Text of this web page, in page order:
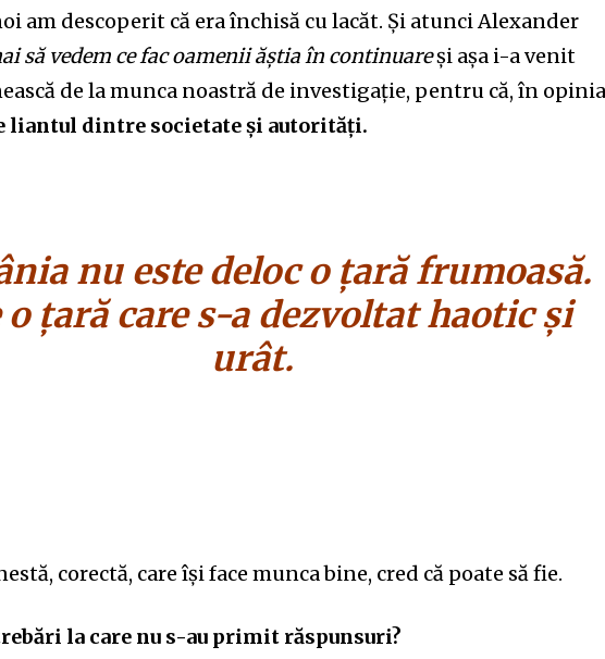
am descoperit că era închisă cu lacăt. Și atunci Alexander
să vedem ce fac oamenii ăștia în continuareși așa i-a venit
de la munca noastră de investigație, pentru că, în opinia
liantul dintre societate și autorități.
nu este deloc o țară frumoasă.
o țară care s-a dezvoltat haotic și
urât.
corectă, care își face munca bine, cred că poate să fie.
la care nu s-au primit răspunsuri?